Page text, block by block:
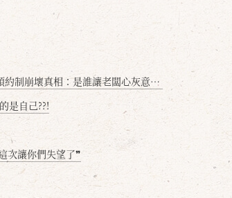
崩壞真相：是誰讓老闆心灰意冷？」
是自己??!
次讓你們失望了❞